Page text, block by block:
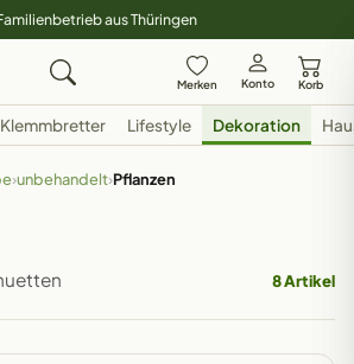
aus Thüringen
Merken Konto Korb
Klemmbretter Lifestyle Dekoration
›unbehandelt›Pflanzen
8 Artikel